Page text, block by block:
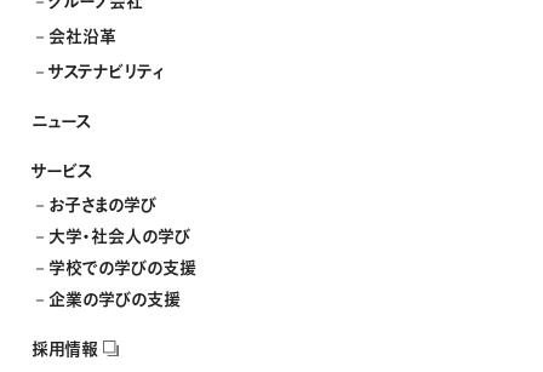
会社沿革
サステナビリティ
ニュース
サービス
お子さまの学び
大学・社会人の学び
学校での学びの支援
企業の学びの支援
採用情報